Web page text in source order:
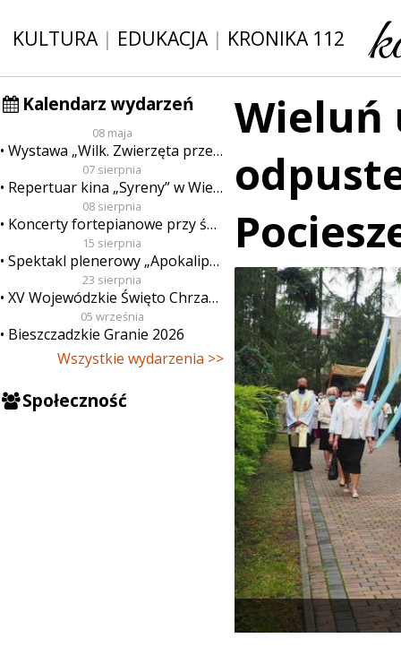
KULTURA| EDUKACJA| KRONIKA 112
Kalendarz wydarzeń
08 maja
Wystawa „Wilk. Zwierzęta przeklęte”
07 sierpnia
Repertuar kina „Syreny” w Wieluniu w dn. od 7 do 13 sierpnia
08 sierpnia
Koncerty fortepianowe przy świecach
15 sierpnia
Spektakl plenerowy „Apokalipsa”
23 sierpnia
XV Wojewódzkie Święto Chrzanu
05 września
Bieszczadzkie Granie 2026
Wszystkie wydarzenia >>
Społeczność
Wieluń